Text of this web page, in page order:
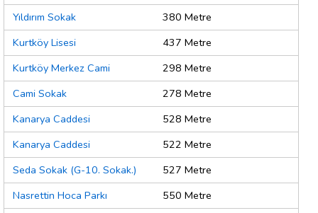
Yıldırım Sokak
380 Metre
Kurtköy Lisesi
437 Metre
Kurtköy Merkez Cami
298 Metre
Cami Sokak
278 Metre
Kanarya Caddesi
528 Metre
Kanarya Caddesi
522 Metre
Seda Sokak (G-10. Sokak.)
527 Metre
Nasrettin Hoca Parkı
550 Metre